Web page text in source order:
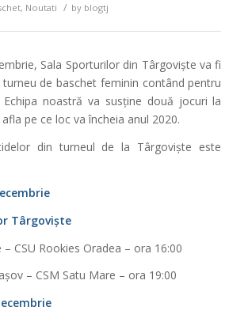
, Noutati / by blogtj
Sala Sporturilor din Târgoviște va fi
turneu de baschet feminin contând pentru
Echipa noastră va susține două jocuri la
pe ce loc va încheia anul 2020.
din turneul de la Târgoviște este
Târgoviște
– CSU Rookies Oradea – ora 16:00
– CSM Satu Mare – ora 19:00